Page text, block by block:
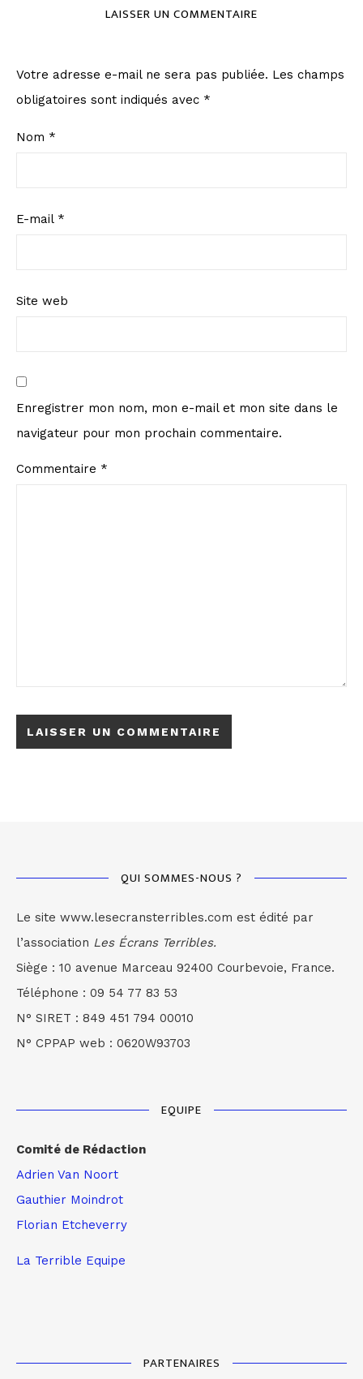
LAISSER UN COMMENTAIRE
Votre adresse e-mail ne sera pas publiée. Les champs
obligatoires sont indiqués avec *
Nom *
E-mail *
Site web
Enregistrer mon nom, mon e-mail et mon site dans le
navigateur pour mon prochain commentaire.
Commentaire *
QUI SOMMES-NOUS ?
Le site www.lesecransterribles.com est édité par
l’association Les Écrans Terribles.
Siège : 10 avenue Marceau 92400 Courbevoie, France.
Téléphone : 09 54 77 83 53
N° SIRET : 849 451 794 00010
N° CPPAP web : 0620W93703
EQUIPE
Comité de Rédaction
Adrien Van Noort
Gauthier Moindrot
Florian Etcheverry
La Terrible Equipe
PARTENAIRES